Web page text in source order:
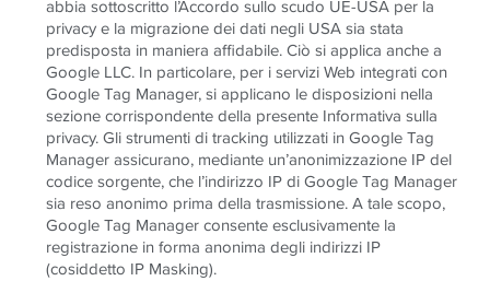
abbia sottoscritto l’Accordo sullo scudo UE-USA per la
privacy e la migrazione dei dati negli USA sia stata
predisposta in maniera affidabile. Ciò si applica anche a
Google LLC. In particolare, per i servizi Web integrati con
Google Tag Manager, si applicano le disposizioni nella
sezione corrispondente della presente Informativa sulla
privacy. Gli strumenti di tracking utilizzati in Google Tag
Manager assicurano, mediante un’anonimizzazione IP del
codice sorgente, che l’indirizzo IP di Google Tag Manager
sia reso anonimo prima della trasmissione. A tale scopo,
Google Tag Manager consente esclusivamente la
registrazione in forma anonima degli indirizzi IP
(cosiddetto IP Masking).